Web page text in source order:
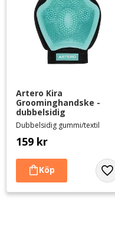
Artero Kira
Groominghandske -
dubbelsidig
Dubbelsidig gummi/textil
159 kr